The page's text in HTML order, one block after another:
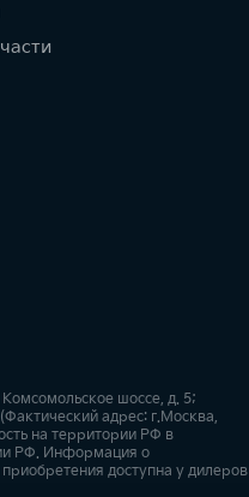
шоссе, д. 5;
адрес: г.Москва,
на территории РФ в
РФ. Информация о
доступна у дилеров